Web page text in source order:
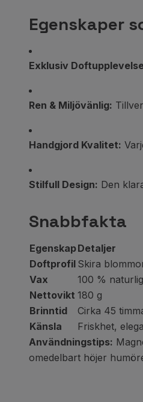
Egenskaper
Exklusiv
Ren & Miljövänlig:
Handgjord Kvalitet:
Stilfull Design: Den
Snabbfakta
EgenskapDetaljer
Doftprofil Skira
Vax
100 %
Nettovikt 180 g
Brinntid
Cirka 45
Känsla
Friskhet,
Användningstips:
omedelbart höjer